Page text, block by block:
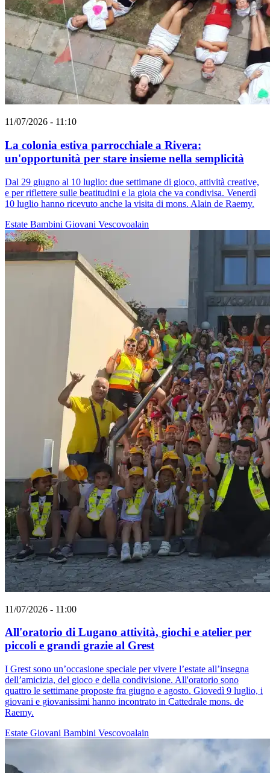
11/07/2026 - 11:10
La colonia estiva parrocchiale a Rivera:
un'opportunità per stare insieme nella semplicità
Dal 29 giugno al 10 luglio: due settimane di gioco, attività creative,
e per riflettere sulle beatitudini e la gioia che va condivisa. Venerdì
10 luglio hanno ricevuto anche la visita di mons. Alain de Raemy.
Estate Bambini Giovani Vescovoalain
11/07/2026 - 11:00
All'oratorio di Lugano attività, giochi e atelier per
piccoli e grandi grazie al Grest
I Grest sono un’occasione speciale per vivere l’estate all’insegna
dell’amicizia, del gioco e della condivisione. All'oratorio sono
quattro le settimane proposte fra giugno e agosto. Giovedì 9 luglio, i
giovani e giovanissimi hanno incontrato in Cattedrale mons. de
Raemy.
Estate Giovani Bambini Vescovoalain